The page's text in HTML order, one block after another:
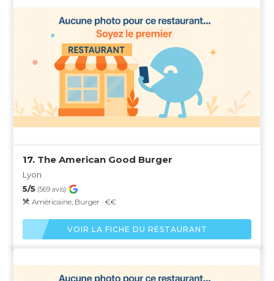
17. The American Good Burger
Lyon
5/5 (569 avis)
Américaine, Burger · €€
VOIR LA FICHE DU RESTAURANT